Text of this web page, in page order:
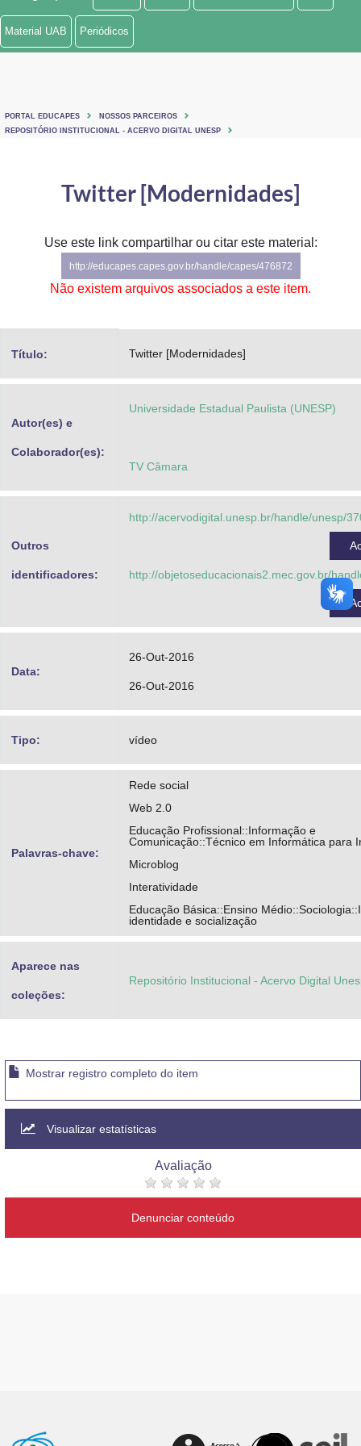
Ministério de Minas e Energia
Ministério do Turismo
Controladoria-Geral da União
Advocacia-Geral da União
Planalto
Material UAB Periódicos
PORTAL EDUCAPES
NOSSOS PARCEIROS
REPOSITÓRIO INSTITUCIONAL - ACERVO DIGITAL UNESP
Twitter [Modernidades]
Use este link compartilhar ou citar este material:
http://educapes.capes.gov.br/handle/capes/476872
Não existem arquivos associados a este item.
Título: Twitter [Modernidades]
Autor(es) e
Colaborador(es):
Universidade Estadual Paulista (UNESP)
TV Câmara
Outros
identificadores:
http://acervodigital.unesp.br/handle/unesp/
http://objetoseducacionais2.mec.gov.br/
Data:
26-Out-2016
26-Out-2016
Tipo: vídeo
Palavras-chave:
Rede social
Web 2.0
Educação Profissional::Informação e
Comunicação::Técnico em Informática para
Microblog
Interatividade
Educação Básica::Ensino
identidade e socialização
Aparece nas
coleções:
Repositório Institucional - Acervo Digital
Mostrar registro completo do item
Visualizar estatísticas
Avaliação
Denunciar conteúdo